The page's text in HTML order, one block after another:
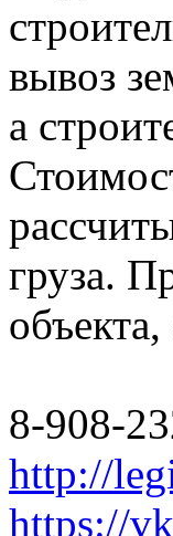
вывоз
а
груза.
8-908-
http://
https://